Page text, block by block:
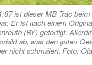
ist dieser MB Trac
Er ist nach einem
(BY) gefertigt.
ab, was den guten
nicht schmälert. Foto: